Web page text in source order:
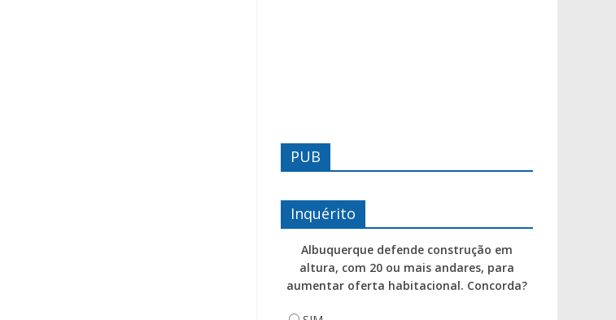
PUB
Inquérito
Albuquerque defende construção em
altura, com 20 ou mais andares, para
aumentar oferta habitacional. Concorda?